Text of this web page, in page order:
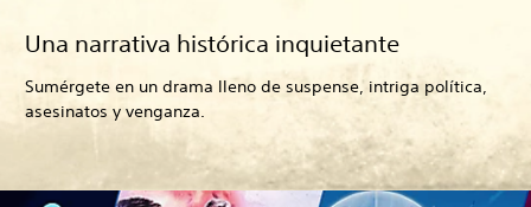
Una narrativa histórica inquietante
Sumérgete en un drama lleno de suspense, intriga política,
asesinatos y venganza.